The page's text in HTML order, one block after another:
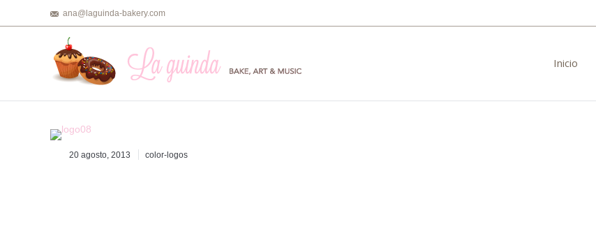
ana@laguinda-bakery.com
Inicio
20 agosto, 2013 color-logos